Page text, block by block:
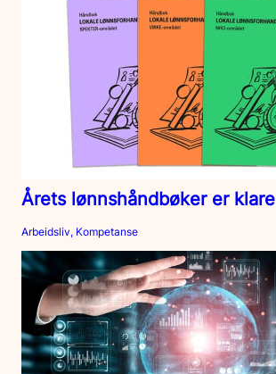
Årets lønnshåndbøker er klare
Arbeidsliv, Kompetanse